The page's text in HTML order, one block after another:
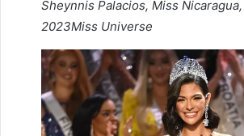
Sheynnis Palacios, Miss
2023Miss Universe